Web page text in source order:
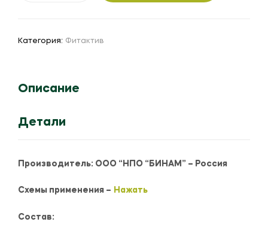
Категория: Фитактив
Описание
Детали
Производитель: ООО “НПО “БИНАМ” – Россия
Схемы применения – Нажать
Состав: